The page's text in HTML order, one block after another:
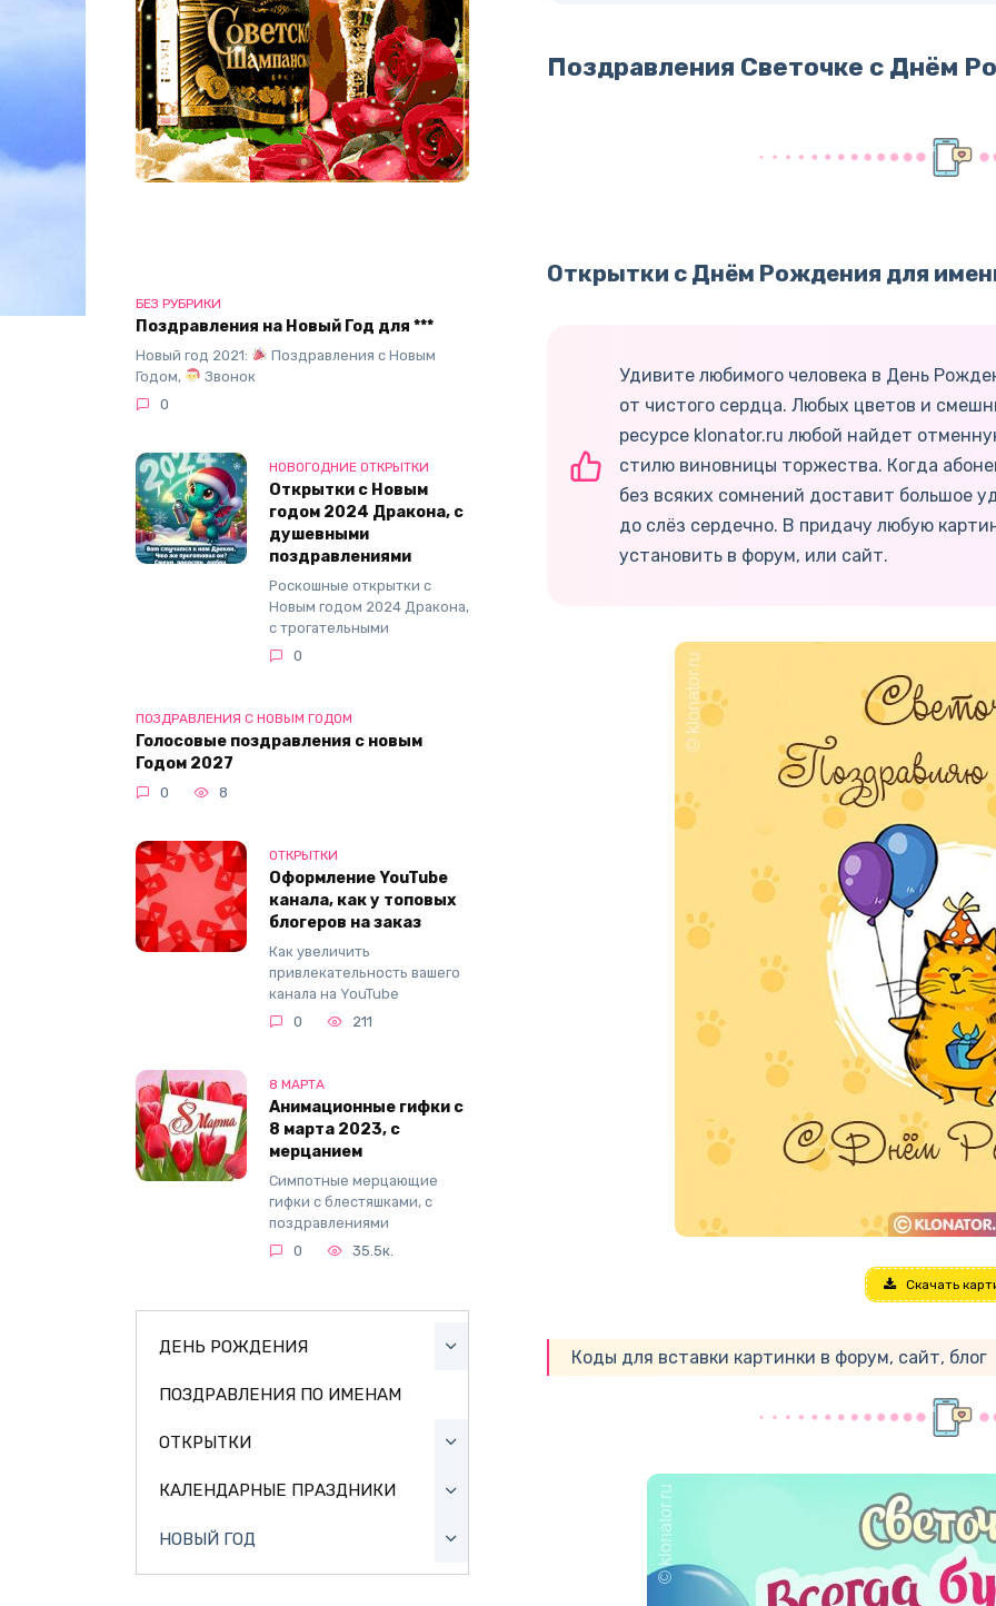
Поздравления Светочке с Днём
Открытки с Днём Рождения для
Удивите любимого человека в День
от чистого сердца. Любых цветов и
ресурсе klonator.ru любой найдет
стилю виновницы торжества. Когда
без всяких сомнений доставит большое
до слёз сердечно. В придачу любую
установить в форум, или сайт.
Скачать
Коды для вставки картинки в форум, сайт, блог
БЕЗ РУБРИКИ
Поздравления на Новый Год для ***
Новый год 2021:
Поздравления с Новым
Годом,
Звонок
0
НОВОГОДНИЕ ОТКРЫТКИ
Открытки с Новым
годом 2024 Дракона, с
душевными
поздравлениями
Роскошные открытки с
Новым годом 2024 Дракона,
с трогательными
0
ПОЗДРАВЛЕНИЯ С НОВЫМ ГОДОМ
Голосовые поздравления с новым
Годом 2027
0 8
ОТКРЫТКИ
Оформление YouTube
канала, как у топовых
блогеров на заказ
Как увеличить
привлекательность вашего
канала на YouTube
0
211
8 МАРТА
Анимационные гифки с
8 марта 2023, с
мерцанием
Симпотные мерцающие
гифки с блестяшками, с
поздравлениями
0
35.5к.
ДЕНЬ РОЖДЕНИЯ
ПОЗДРАВЛЕНИЯ ПО ИМЕНАМ
ОТКРЫТКИ
КАЛЕНДАРНЫЕ ПРАЗДНИКИ
НОВЫЙ ГОД